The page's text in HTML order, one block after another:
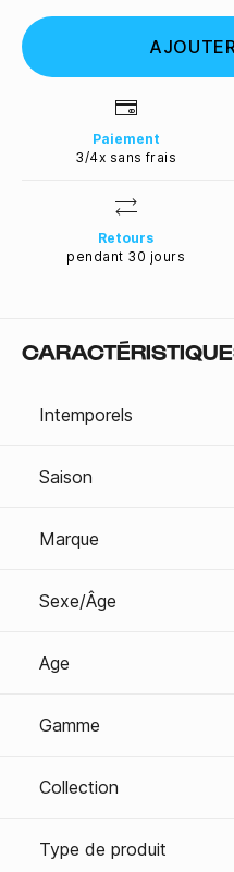
Paiement
3/4x sans frais
Retours
pendant 30 jours
Intemporels
Saison
Marque
Sexe/Âge
Age
Gamme
Collection
Type de produit